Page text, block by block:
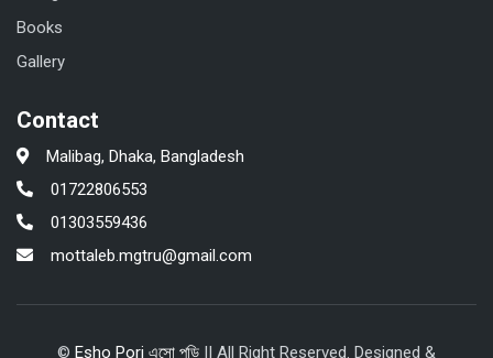
Books
Gallery
Contact
Malibag, Dhaka, Bangladesh
01722806553
01303559436
mottaleb.mgtru@gmail.com
© Esho Pori এসো পড়ি || All Right Reserved. Designed &